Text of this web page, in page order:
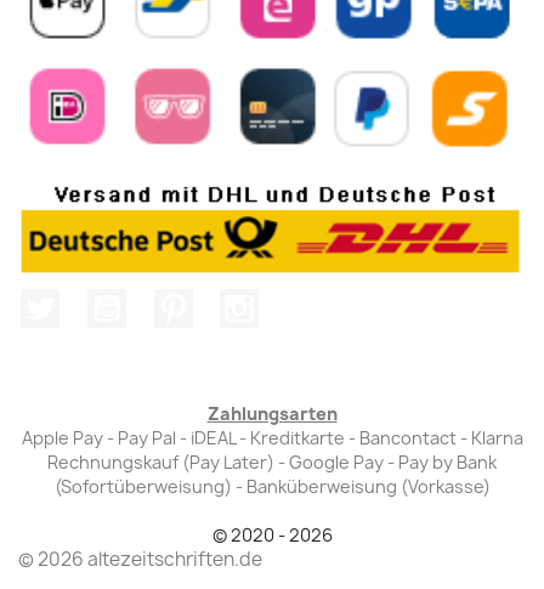
Zahlungsarten
Apple Pay - Pay Pal - iDEAL - Kreditkarte - Bancontact - Klarna
Rechnungskauf (Pay Later) - Google Pay - Pay by Bank
(Sofortüberweisung) - Banküberweisung (Vorkasse)
© 2020 - 2026
© 2026 altezeitschriften.de